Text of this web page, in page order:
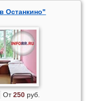
Останкино"
От250руб.